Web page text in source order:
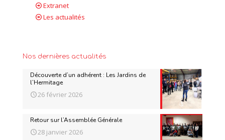
Extranet
Les actualités
Nos dernières actualités
Découverte d’un adhérent : Les Jardins de
l’Hermitage
26 février 2026
Retour sur l’Assemblée Générale
28 janvier 2026